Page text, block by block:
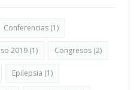
Conferencias (1)
2019 (1) Congresos (2)
Epilepsia (1)